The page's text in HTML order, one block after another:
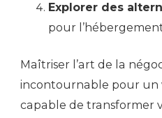
Explorer des
pour
Maîtriser l’art de la
incontournable pour un
capable de transformer